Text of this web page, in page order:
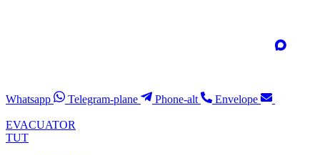
Whatsapp Telegram-plane Phone-alt Envelope
EVACUATOR
TUT